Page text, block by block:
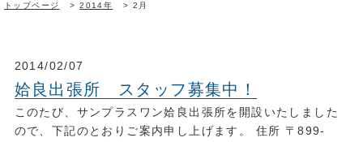
トップページ 2014年 2月
2014/02/07
姶良出張所 スタッフ募集中！
このたび、サンプラスワン姶良出張所を開設いたしました
ので、下記のとおりご案内申し上げます。 住所 〒899-